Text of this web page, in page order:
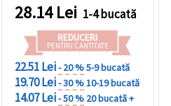
28.14Lei 1-4 bucată
REDUCERI
PENTRU CANTITATE
22.51 Lei- 20 %5-9 bucată
19.70 Lei- 30 %10-19 bucată
14.07 Lei- 50 % 20 bucată +